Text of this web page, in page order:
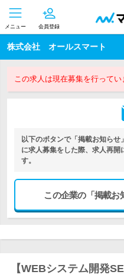
メニュー 会員登録
株式会社 オールスマート
この求人は現在募集を行ってい
以下のボタンで「掲載お知ら
に求人募集をした際、求人再開
す。
この企業の「掲載お
【WEBシステム開発